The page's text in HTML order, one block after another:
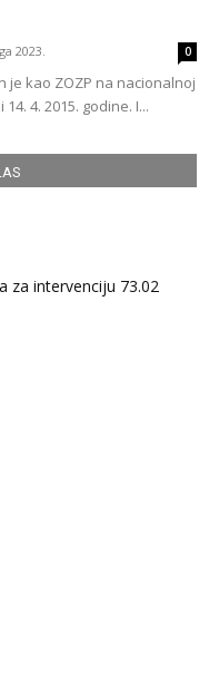
2023. 0
je kao ZOZP na nacionalnoj
4. 2015. godine. I...
za intervenciju 73.02